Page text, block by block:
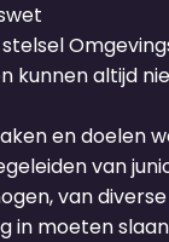
kunnen altijd
en doelen
van
van
in moeten